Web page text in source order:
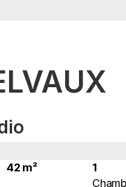
42 m²
1